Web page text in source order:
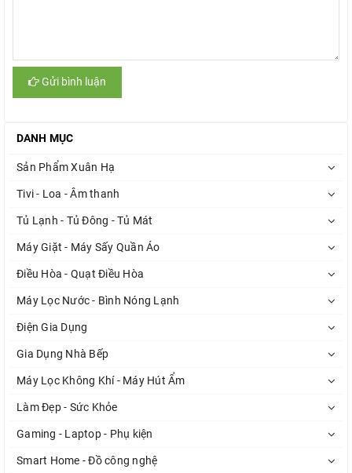
Gửi bình luận
DANH MỤC
Sản Phẩm Xuân Hạ
Tivi - Loa - Âm thanh
Tủ Lạnh - Tủ Đông - Tủ Mát
Máy Giặt - Máy Sấy Quần Áo
Điều Hòa - Quạt Điều Hòa
Máy Lọc Nước - Bình Nóng Lạnh
Điện Gia Dụng
Gia Dụng Nhà Bếp
Máy Lọc Không Khí - Máy Hút Ẩm
Làm Đẹp - Sức Khỏe
Gaming - Laptop - Phụ kiện
Smart Home - Đồ công nghệ